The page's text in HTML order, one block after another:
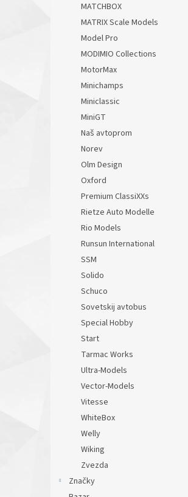
MATCHBOX
MATRIX Scale Models
Model Pro
MODIMIO Collections
MotorMax
Minichamps
Miniclassic
MiniGT
Naš avtoprom
Norev
Olm Design
Oxford
Premium ClassiXXs
Rietze Auto Modelle
Rio Models
Runsun International
SSM
Solido
Schuco
Sovetskij avtobus
Special Hobby
Start
Tarmac Works
Ultra-Models
Vector-Models
Vitesse
WhiteBox
Welly
Wiking
Zvezda
Značky